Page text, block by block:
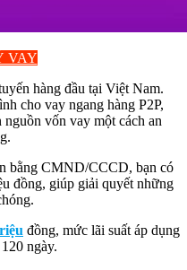
VAY
hàng đầu tại Việt Nam.
cho vay ngang hàng P2P,
nguồn vốn vay một cách an
bằng CMND/CCCD, bạn có
đồng, giúp giải quyết những
đồng, mức lãi suất áp dụng
ngày.